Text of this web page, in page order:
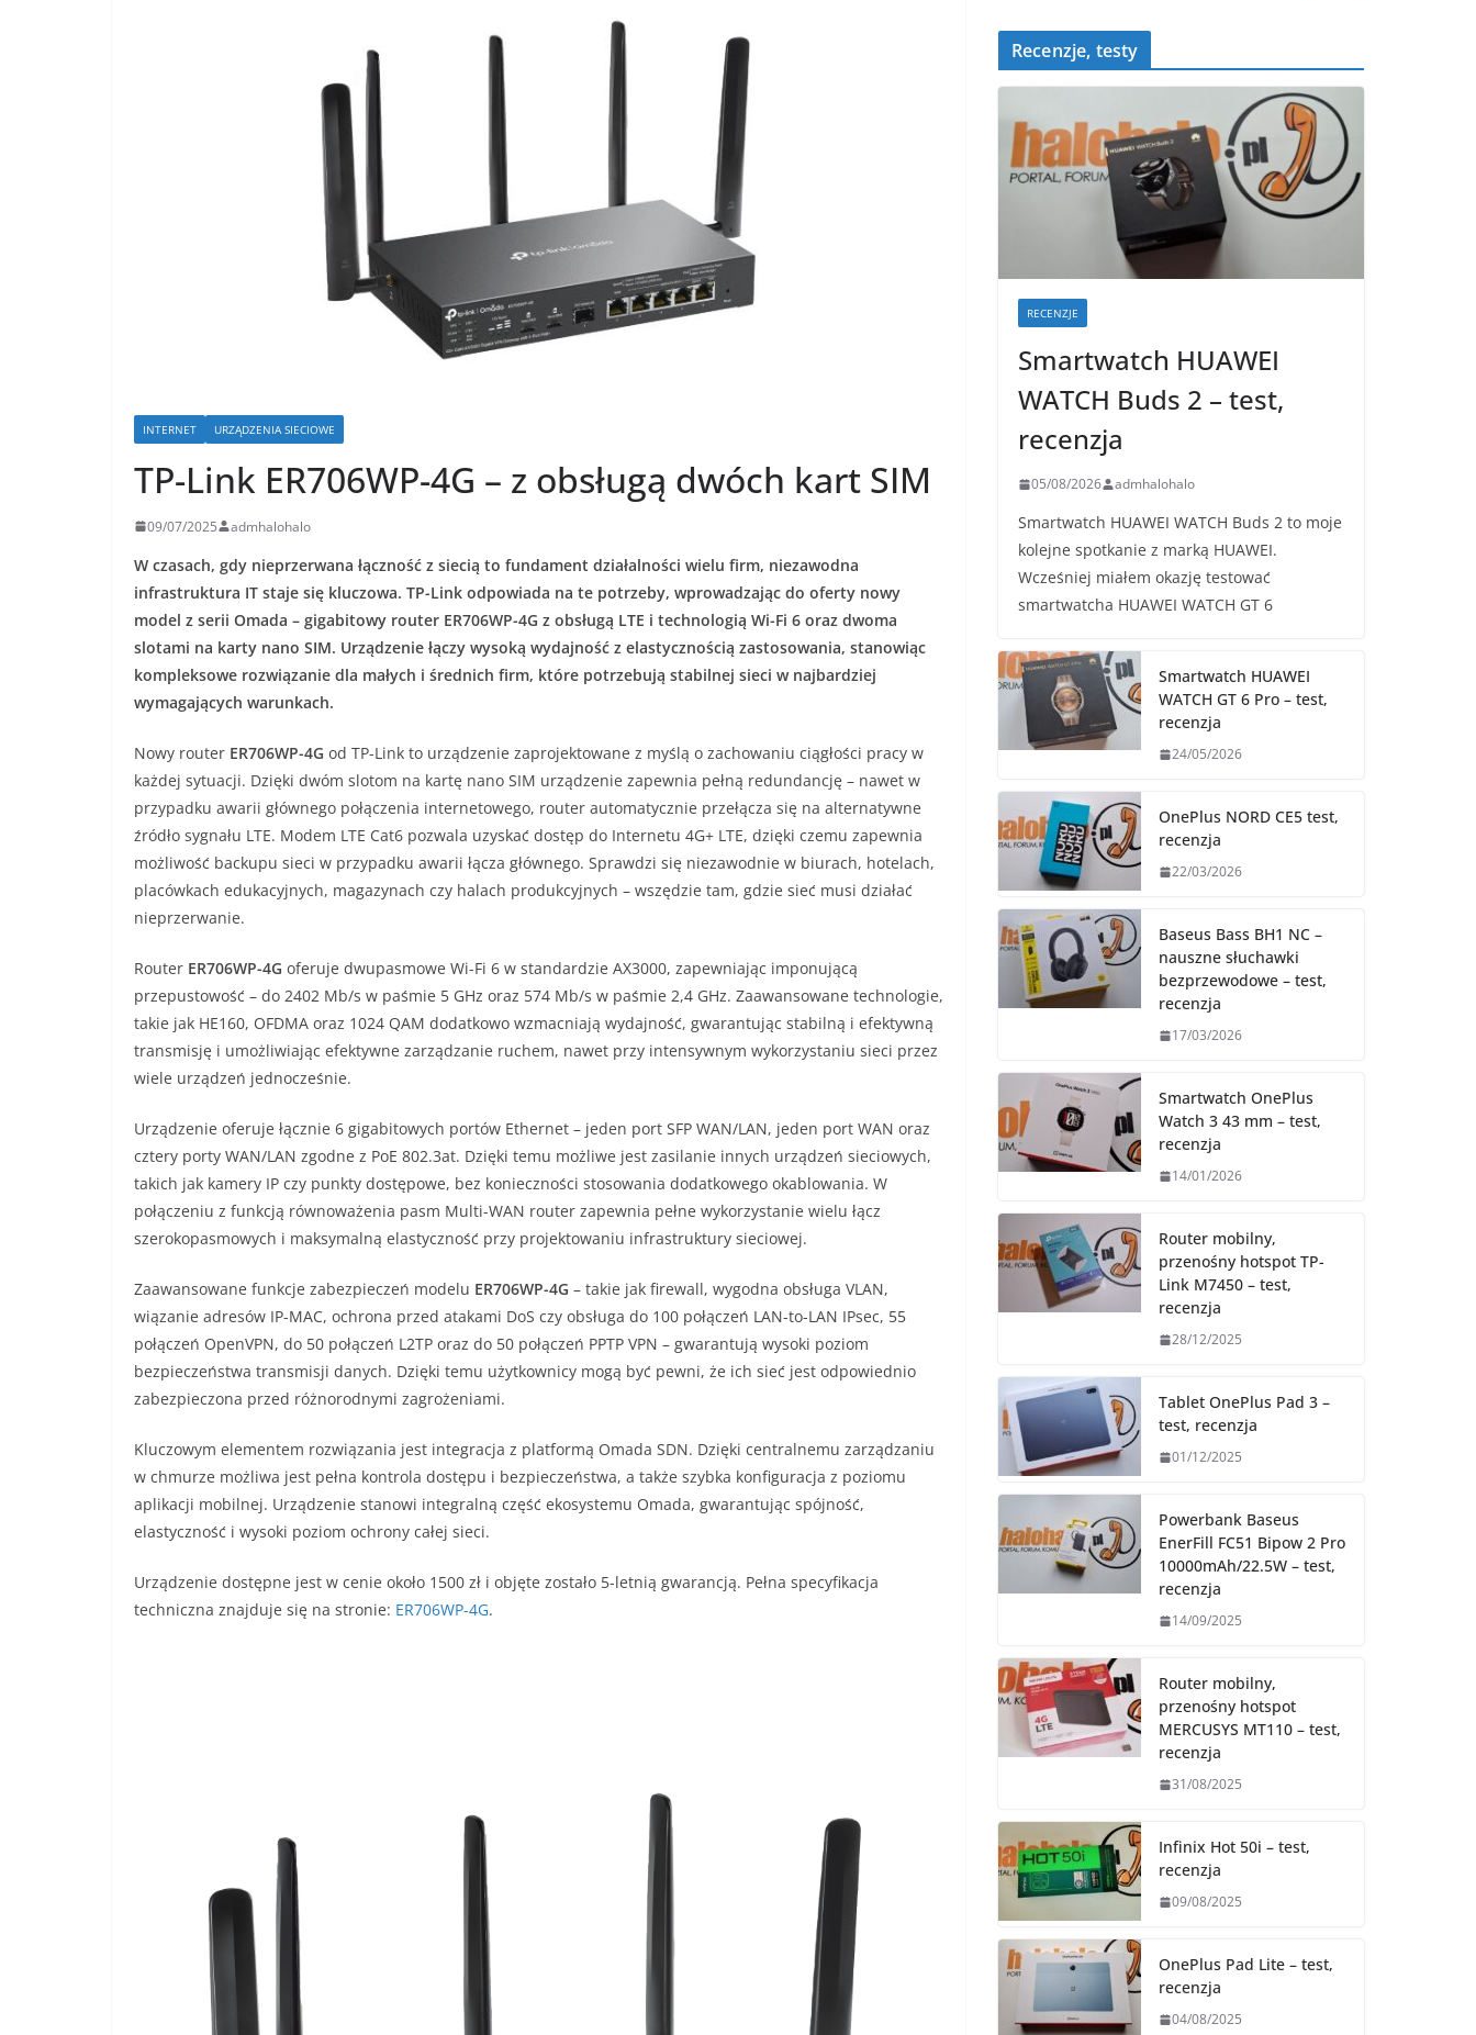
INTERNET URZĄDZENIA SIECIOWE
TP-Link ER706WP-4G – z obsługą dwóch kart SIM
09/07/2025 admhalohalo
W czasach, gdy nieprzerwana łączność z siecią to fundament działalności wielu firm, niezawodna
infrastruktura IT staje się kluczowa. TP-Link odpowiada na te potrzeby, wprowadzając do oferty nowy
model z serii Omada – gigabitowy router ER706WP-4G z obsługą LTE i technologią Wi-Fi 6 oraz dwoma
slotami na karty nano SIM. Urządzenie łączy wysoką wydajność z elastycznością zastosowania, stanowiąc
kompleksowe rozwiązanie dla małych i średnich firm, które potrzebują stabilnej sieci w najbardziej
wymagających warunkach.
Nowy router ER706WP-4G od TP-Link to urządzenie zaprojektowane z myślą o zachowaniu ciągłości pracy w
każdej sytuacji. Dzięki dwóm slotom na kartę nano SIM urządzenie zapewnia pełną redundancję – nawet w
przypadku awarii głównego połączenia internetowego, router automatycznie przełącza się na alternatywne
źródło sygnału LTE. Modem LTE Cat6 pozwala uzyskać dostęp do Internetu 4G+ LTE, dzięki czemu zapewnia
możliwość backupu sieci w przypadku awarii łącza głównego. Sprawdzi się niezawodnie w biurach, hotelach,
placówkach edukacyjnych, magazynach czy halach produkcyjnych – wszędzie tam, gdzie sieć musi działać
nieprzerwanie.
Router ER706WP-4G oferuje dwupasmowe Wi-Fi 6 w standardzie AX3000, zapewniając imponującą
przepustowość – do 2402 Mb/s w paśmie 5 GHz oraz 574 Mb/s w paśmie 2,4 GHz. Zaawansowane technologie,
takie jak HE160, OFDMA oraz 1024 QAM dodatkowo wzmacniają wydajność, gwarantując stabilną i efektywną
transmisję i umożliwiając efektywne zarządzanie ruchem, nawet przy intensywnym wykorzystaniu sieci przez
wiele urządzeń jednocześnie.
Urządzenie oferuje łącznie 6 gigabitowych portów Ethernet – jeden port SFP WAN/LAN, jeden port WAN oraz
cztery porty WAN/LAN zgodne z PoE 802.3at. Dzięki temu możliwe jest zasilanie innych urządzeń sieciowych,
takich jak kamery IP czy punkty dostępowe, bez konieczności stosowania dodatkowego okablowania. W
połączeniu z funkcją równoważenia pasm Multi-WAN router zapewnia pełne wykorzystanie wielu łącz
szerokopasmowych i maksymalną elastyczność przy projektowaniu infrastruktury sieciowej.
Zaawansowane funkcje zabezpieczeń modelu ER706WP-4G – takie jak firewall, wygodna obsługa VLAN,
wiązanie adresów IP-MAC, ochrona przed atakami DoS czy obsługa do 100 połączeń LAN-to-LAN IPsec, 55
połączeń OpenVPN, do 50 połączeń L2TP oraz do 50 połączeń PPTP VPN – gwarantują wysoki poziom
bezpieczeństwa transmisji danych. Dzięki temu użytkownicy mogą być pewni, że ich sieć jest odpowiednio
zabezpieczona przed różnorodnymi zagrożeniami.
Kluczowym elementem rozwiązania jest integracja z platformą Omada SDN. Dzięki centralnemu zarządzaniu
w chmurze możliwa jest pełna kontrola dostępu i bezpieczeństwa, a także szybka konfiguracja z poziomu
aplikacji mobilnej. Urządzenie stanowi integralną część ekosystemu Omada, gwarantując spójność,
elastyczność i wysoki poziom ochrony całej sieci.
Urządzenie dostępne jest w cenie około 1500 zł i objęte zostało 5-letnią gwarancją. Pełna specyfikacja
techniczna znajduje się na stronie: ER706WP-4G.
Recenzje, testy
RECENZJE
Smartwatch HUAWEI
WATCH Buds 2 – test,
recenzja
05/08/2026 admhalohalo
Smartwatch HUAWEI WATCH Buds 2 to moje
kolejne spotkanie z marką HUAWEI.
Wcześniej miałem okazję testować
smartwatcha HUAWEI WATCH GT 6
Smartwatch HUAWEI
WATCH GT 6 Pro – test,
recenzja
24/05/2026
OnePlus NORD CE5 test,
recenzja
22/03/2026
Baseus Bass BH1 NC –
nauszne słuchawki
bezprzewodowe – test,
recenzja
17/03/2026
Smartwatch OnePlus
Watch 3 43 mm – test,
recenzja
14/01/2026
Router mobilny,
przenośny hotspot TP-
Link M7450 – test,
recenzja
28/12/2025
Tablet OnePlus Pad 3 –
test, recenzja
01/12/2025
Powerbank Baseus
EnerFill FC51 Bipow 2 Pro
10000mAh/22.5W – test,
recenzja
14/09/2025
Router mobilny,
przenośny hotspot
MERCUSYS MT110 – test,
recenzja
31/08/2025
Infinix Hot 50i – test,
recenzja
09/08/2025
OnePlus Pad Lite – test,
recenzja
04/08/2025